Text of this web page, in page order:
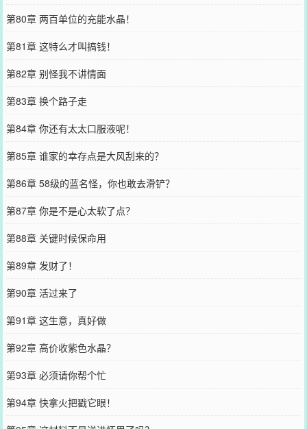
第80章 两百单位的充能水晶！
第81章 这特么才叫搞钱！
第82章 别怪我不讲情面
第83章 换个路子走
第84章 你还有太太口服液呢！
第85章 谁家的幸存点是大风刮来的？
第86章 58级的蓝名怪，你也敢去滑铲？
第87章 你是不是心太软了点？
第88章 关键时候保命用
第89章 发财了！
第90章 活过来了
第91章 这生意，真好做
第92章 高价收紫色水晶？
第93章 必须请你帮个忙
第94章 快拿火把戳它眼！